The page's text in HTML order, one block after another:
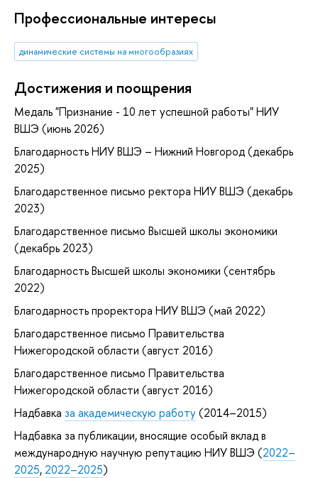
Профессиональные интересы
динамические системы на многообразиях
Достижения и поощрения
Медаль "Признание - 10 лет успешной работы" НИУ
ВШЭ (июнь 2026)
Благодарность НИУ ВШЭ – Нижний Новгород (декабрь
2025)
Благодарственное письмо ректора НИУ ВШЭ (декабрь
2023)
Благодарственное письмо Высшей школы экономики
(декабрь 2023)
Благодарность Высшей школы экономики (сентябрь
2022)
Благодарность проректора НИУ ВШЭ (май 2022)
Благодарственное письмо Правительства
Нижегородской области (август 2016)
Благодарственное письмо Правительства
Нижегородской области (август 2016)
Надбавка за академическую работу(2014–2015)
Надбавка за публикации, вносящие особый вклад в
международную научную репутацию НИУ ВШЭ (2022–
2025, 2022–2025)